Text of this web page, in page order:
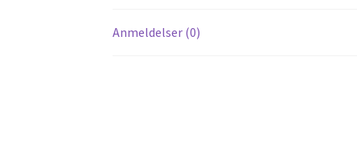
Anmeldelser (0)